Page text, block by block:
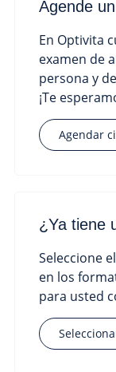
Agende
En Optivita
examen de
persona y
¡Te
Agendar
¿Ya tiene
Seleccione
en los
para usted